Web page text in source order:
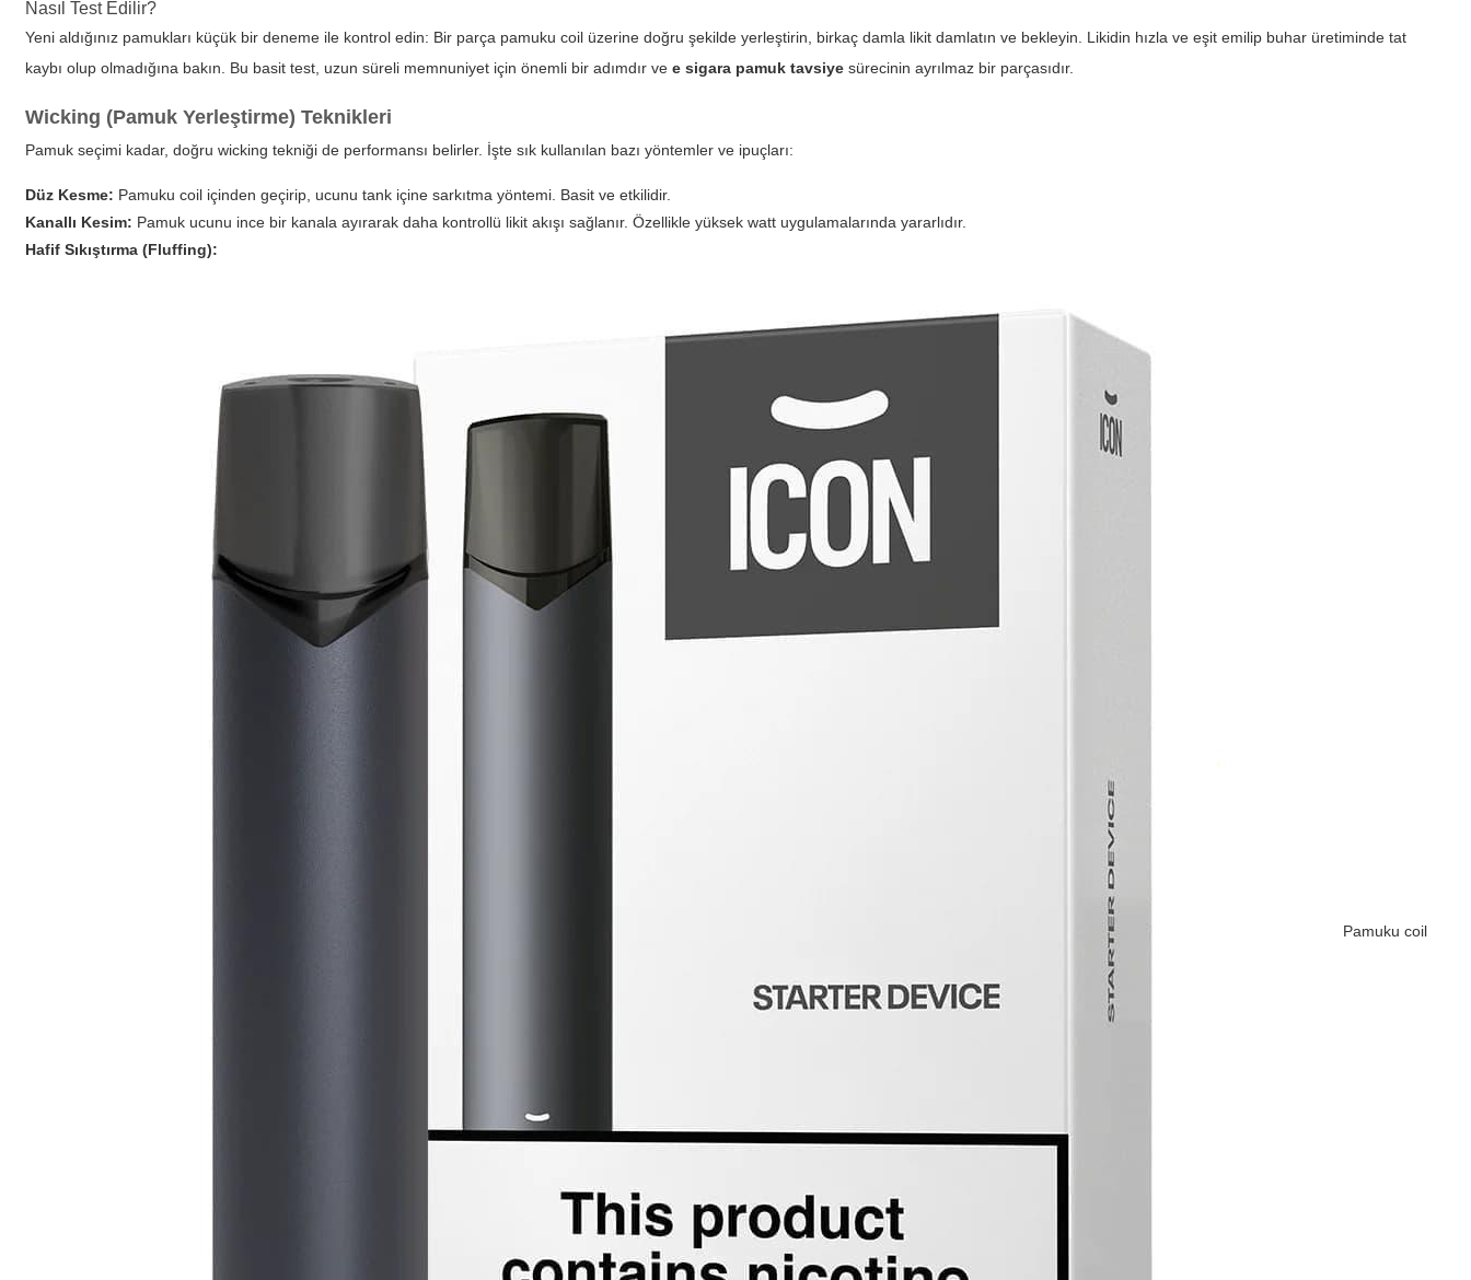
Nasıl Test Edilir?
Yeni aldığınız pamukları küçük bir deneme ile kontrol edin: Bir parça pamuku coil üzerine doğru şekilde yerleştirin, birkaç damla likit damlatın ve bekleyin. Likidin hızla ve eşit emilip buhar üretiminde tat
kaybı olup olmadığına bakın. Bu basit test, uzun süreli memnuniyet için önemli bir adımdır vee sigara pamuk tavsiye sürecinin ayrılmaz bir parçasıdır.
Wicking (Pamuk Yerleştirme) Teknikleri
Pamuk seçimi kadar, doğru wicking tekniği de performansı belirler. İşte sık kullanılan bazı yöntemler ve ipuçları:
Düz Kesme: Pamuku coil içinden geçirip, ucunu tank içine sarkıtma yöntemi. Basit ve etkilidir.
Kanallı Kesim: Pamuk ucunu ince bir kanala ayırarak daha kontrollü likit akışı sağlanır. Özellikle yüksek watt uygulamalarında yararlıdır.
Hafif Sıkıştırma (Fluffing):
Pamuku coil